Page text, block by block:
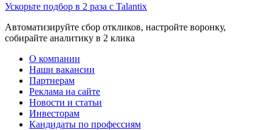
Ускорьте подбор в 2 раза с Talantix
Автоматизируйте сбор откликов, настройте воронку,
собирайте аналитику в 2 клика
О компании
Наши вакансии
Партнерам
Реклама на сайте
Новости и статьи
Инвесторам
Кандидаты по профессиям